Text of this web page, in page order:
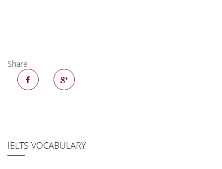
Share
IELTS VOCABULARY